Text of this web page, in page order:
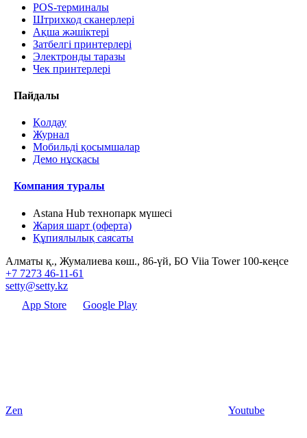
POS-терминалы
Штрихкод сканерлері
Ақша жәшіктері
Затбелгі принтерлері
Электронды таразы
Чек принтерлері
Пайдалы
Қолдау
Журнал
Мобильді қосымшалар
Демо нұсқасы
Компания туралы
Astana Hub технопарк мүшесі
Жария шарт (оферта)
Құпиялылық саясаты
Алматы қ., Жумалиева көш., 86-үй, БО Viia Tower 100-кеңсе
+7 7273 46-11-61
setty@setty.kz
App Store
Google Play
Zen Youtube